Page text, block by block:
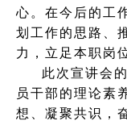
心。在今后的工
划工作的思路、
力，立足本职岗
此次宣讲会
员干部的理论素
想、凝聚共识，